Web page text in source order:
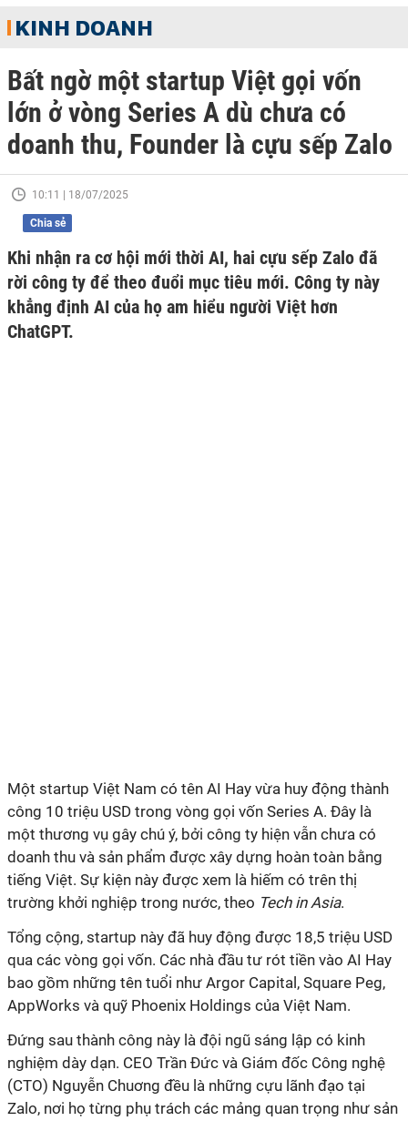
KINH DOANH
Bất ngờ một startup Việt gọi vốn
lớn ở vòng Series A dù chưa có
doanh thu, Founder là cựu sếp Zalo
10:11 | 18/07/2025
Chia sẻ
Khi nhận ra cơ hội mới thời AI, hai cựu sếp Zalo đã
rời công ty để theo đuổi mục tiêu mới. Công ty này
khẳng định AI của họ am hiểu người Việt hơn
ChatGPT.
Một startup Việt Nam có tên AI Hay vừa huy động thành
công 10 triệu USD trong vòng gọi vốn Series A. Đây là
một thương vụ gây chú ý, bởi công ty hiện vẫn chưa có
doanh thu và sản phẩm được xây dựng hoàn toàn bằng
tiếng Việt. Sự kiện này được xem là hiếm có trên thị
trường khởi nghiệp trong nước, theo Tech in Asia.
Tổng cộng, startup này đã huy động được 18,5 triệu USD
qua các vòng gọi vốn. Các nhà đầu tư rót tiền vào AI Hay
bao gồm những tên tuổi như Argor Capital, Square Peg,
AppWorks và quỹ Phoenix Holdings của Việt Nam.
Đứng sau thành công này là đội ngũ sáng lập có kinh
nghiệm dày dạn. CEO Trần Đức và Giám đốc Công nghệ
(CTO) Nguyễn Chuơng đều là những cựu lãnh đạo tại
Zalo, nơi họ từng phụ trách các mảng quan trọng như sản